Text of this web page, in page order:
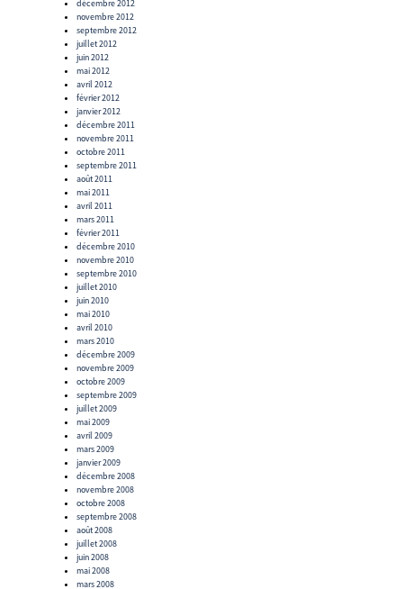
décembre 2012
novembre 2012
septembre 2012
juillet 2012
juin 2012
mai 2012
avril 2012
février 2012
janvier 2012
décembre 2011
novembre 2011
octobre 2011
septembre 2011
août 2011
mai 2011
avril 2011
mars 2011
février 2011
décembre 2010
novembre 2010
septembre 2010
juillet 2010
juin 2010
mai 2010
avril 2010
mars 2010
décembre 2009
novembre 2009
octobre 2009
septembre 2009
juillet 2009
mai 2009
avril 2009
mars 2009
janvier 2009
décembre 2008
novembre 2008
octobre 2008
septembre 2008
août 2008
juillet 2008
juin 2008
mai 2008
mars 2008